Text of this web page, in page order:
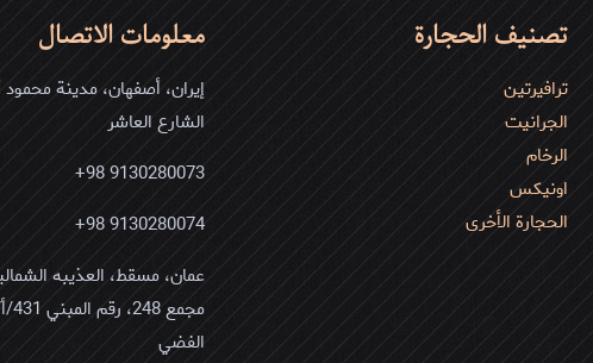
هي
استخداماته؟
تصنيف الحجارة
ترافیرتین
الجرانیت
الرخام
اونیکس
الحجارة الأخرى
معلومات الاتصال
إيران، أصفهان، مدينة محمود
الشارع العاشر
9130280073 98+
9130280074 98+
الفضي